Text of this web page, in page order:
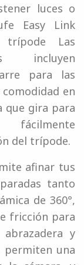
luces o
Easy Link
Las
incluyen
para las
en
que gira para
del trípode.
afinar tus
tanto
de 360°,
fricción para
y
permiten una